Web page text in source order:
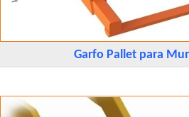
Garfo Pallet para